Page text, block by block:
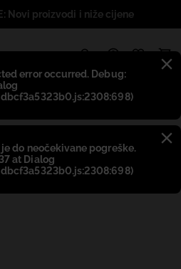
error occurred. Debug:
do neočekivane pogreške.
at Dialog
Novi proizvodi i niže cijene